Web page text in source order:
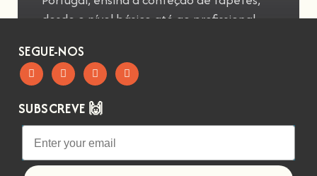
desde o nível básico até ao profissional
SEGUE-NOS
SUBSCREVE 🙌